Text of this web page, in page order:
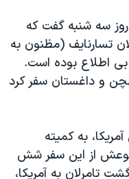
سه شنبه گفت که
تسارنایف (مظنون به
اطلاع بوده است.
و داغستان سفر کرد
به کمیته
از این سفر شش
تامرلان به آمریکا،